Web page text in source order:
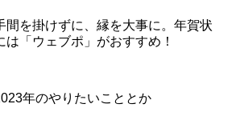
間を掛けずに、縁を大事に。年賀状
は「ウェブポ」がおすすめ！
年のやりたいこととか